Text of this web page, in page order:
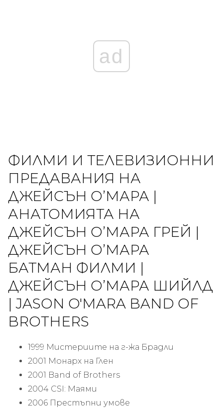
ad
ФИЛМИ И ТЕЛЕВИЗИОННИ
ПРЕДАВАНИЯ НА
ДЖЕЙСЪН О’МАРА |
АНАТОМИЯТА НА
ДЖЕЙСЪН О’МАРА ГРЕЙ |
ДЖЕЙСЪН О’МАРА
БАТМАН ФИЛМИ |
ДЖЕЙСЪН О’МАРА ШИЙЛД
| JASON O'MARA BAND OF
BROTHERS
1999 Мистериите на г-жа Брадли
2001 Монарх на Глен
2001 Band of Brothers
2004 CSI: Маями
2006 Престъпни умове